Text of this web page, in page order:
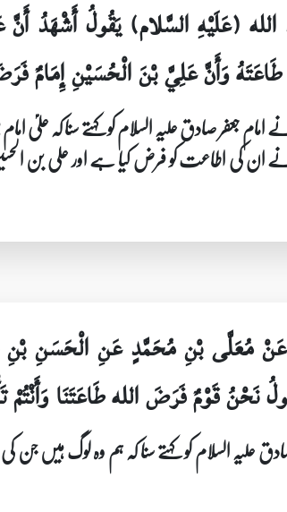
(عَلَيْهِ السَّلام) يَقُولُ أَشْهَدُ
وَأَنَّ عَلِيَّ بْنَ الْحُسَيْنِ إِمَامٌ
جعفر صادق علیہ السلام کو کہتے سنا کہ
ان کی اطاعت کو فرض کیا ہے اور علی بن
عَنْ مُعَلَّى بْنِ مُحَمَّدٍ عَنِ الْحَسَنِ بْنِ
نَحْنُ قَوْمٌ فَرَضَ الله طَاعَتَنَا
علیہ السلام کو کہتے سنا کہ ہم وہ لوگ ہیں